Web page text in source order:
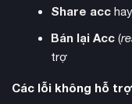
có bộ kỹ năng độc
Share acc
Bán lại Acc(
trợ
Các lỗi không hỗ